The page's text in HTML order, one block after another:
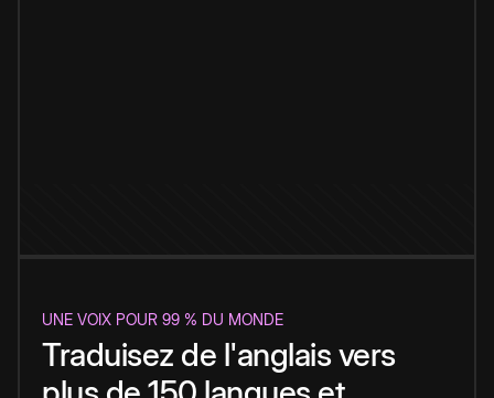
UNE VOIX POUR 99 % DU MONDE
Traduisez de l'anglais vers